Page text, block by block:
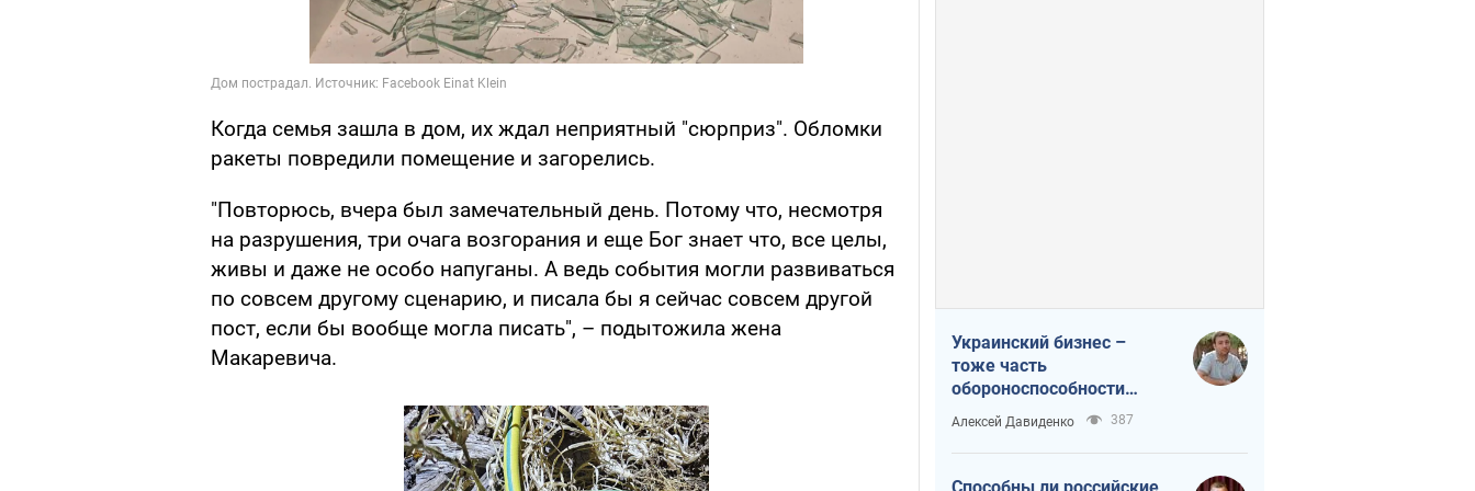
Когда семья зашла в дом, их ждал неприятный "сюрприз". Обломки
ракеты повредили помещение и загорелись.
"Повторюсь, вчера был замечательный день. Потому что, несмотря
на разрушения, три очага возгорания и еще Бог знает что, все целы,
живы и даже не особо напуганы. А ведь события могли развиваться
по совсем другому сценарию, и писала бы я сейчас совсем другой
пост, если бы вообще могла писать", – подытожила жена
Макаревича.
Украинский бизнес –
тоже часть
обороноспособности
страны. Не отдавайте их
рынок чужим
Алексей Давиденко 387